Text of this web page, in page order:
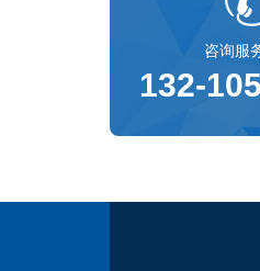
咨询服
132-